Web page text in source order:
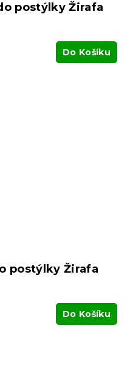
postýlky Žirafa
Do Košíku
postýlky Žirafa
Do Košíku